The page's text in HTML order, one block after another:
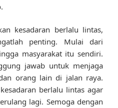
kesadaran berlalu lintas,
penting. Mulai dari
masyarakat itu sendiri.
jawab untuk menjaga
orang lain di jalan raya.
berlalu lintas agar
lagi. Semoga dengan